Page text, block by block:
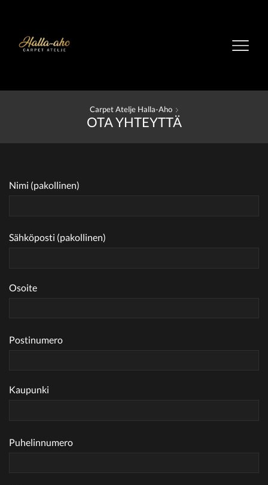
Carpet Atelje Halla-Aho
OTA YHTEYTTÄ
Nimi (pakollinen)
Sähköposti (pakollinen)
Osoite
Postinumero
Kaupunki
Puhelinnumero